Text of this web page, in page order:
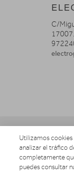
C/
Utilizamos
analizar el tráfico
completamente
puedes consultar